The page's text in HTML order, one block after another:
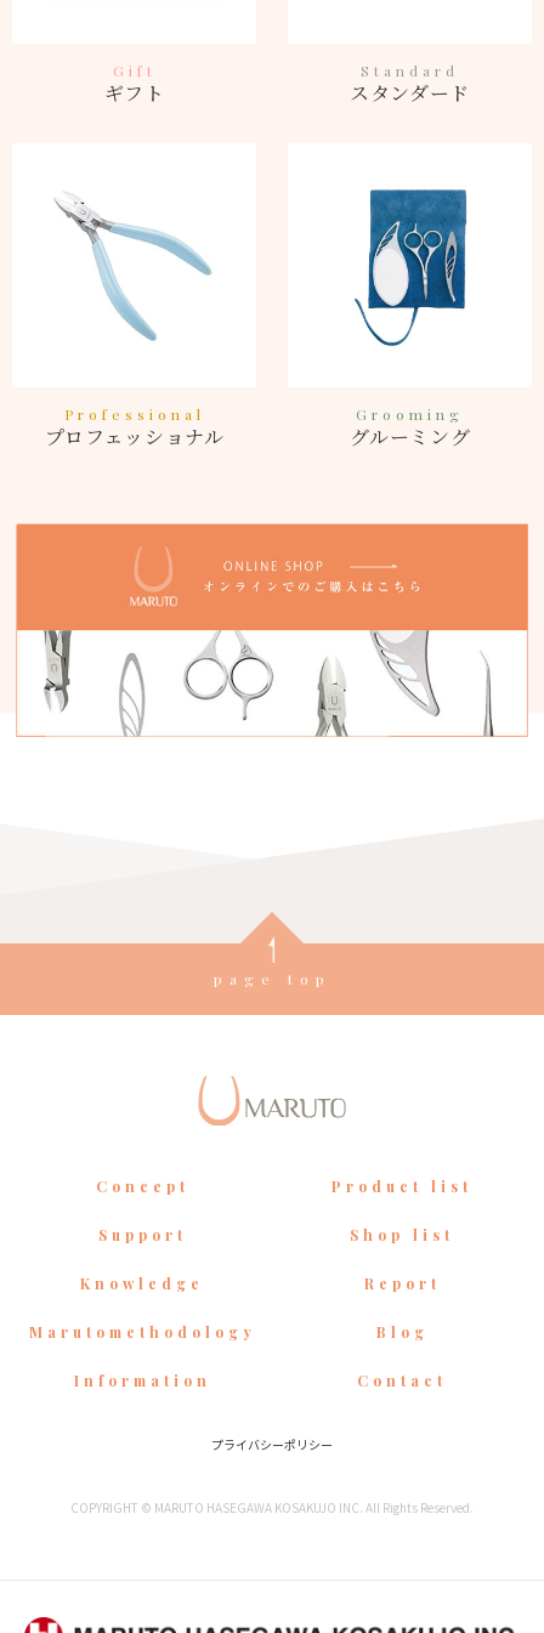
Gift
ギフト
Standard
スタンダード
Professional
プロフェッショナル
Grooming
グルーミング
page top
Concept Product list
Support Shop list
Knowledge Report
Marutomethodology Blog
Information Contact
プライバシーポリシー
COPYRIGHT © MARUTO HASEGAWA KOSAKUJO INC. All Rights Reserved.